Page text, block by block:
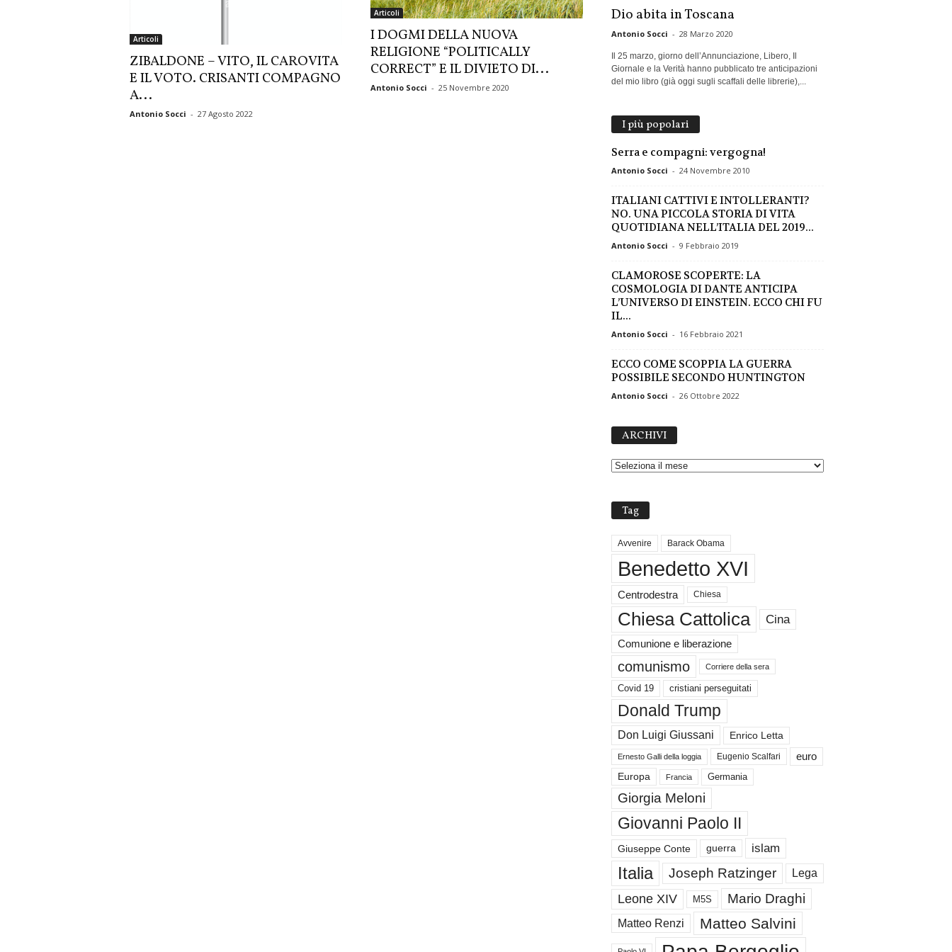
Articoli
ZIBALDONE – VITO, IL CAROVITA
E IL VOTO. CRISANTI COMPAGNO
A...
Antonio Socci - 27 Agosto 2022
Articoli
I DOGMI DELLA NUOVA
RELIGIONE “POLITICALLY
CORRECT” E IL DIVIETO DI...
Antonio Socci - 25 Novembre 2020
Dio abita in Toscana
Antonio Socci - 28 Marzo 2020
Il 25 marzo, giorno dell’Annunciazione, Libero, Il
Giornale e la Verità hanno pubblicato tre anticipazioni
del mio libro (già oggi sugli scaffali delle librerie),...
I più popolari
Serra e compagni: vergogna!
Antonio Socci - 24 Novembre 2010
ITALIANI CATTIVI E INTOLLERANTI?
NO. UNA PICCOLA STORIA DI VITA
QUOTIDIANA NELL’ITALIA DEL 2019...
Antonio Socci - 9 Febbraio 2019
CLAMOROSE SCOPERTE: LA
COSMOLOGIA DI DANTE ANTICIPA
L’UNIVERSO DI EINSTEIN. ECCO CHI FU
IL...
Antonio Socci - 16 Febbraio 2021
ECCO COME SCOPPIA LA GUERRA
POSSIBILE SECONDO HUNTINGTON
Antonio Socci - 26 Ottobre 2022
ARCHIVI
H
Tag
Avvenire Barack Obama
Benedetto XVI
Centrodestra Chiesa
Chiesa Cattolica Cina
Comunione e liberazione
comunismo Corriere della sera
Covid 19 cristiani perseguitati
Donald Trump
Don Luigi Giussani Enrico Letta
Ernesto Galli della loggia Eugenio Scalfari euro
Europa Francia Germania
Giorgia Meloni
Giovanni Paolo II
Giuseppe Conte guerra islam
Italia Joseph Ratzinger Lega
Leone XIV M5S Mario Draghi
Matteo Renzi Matteo Salvini